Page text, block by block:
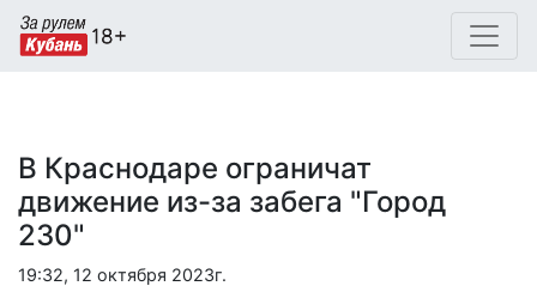
В Краснодаре ограничат
движение из-за забега "Город
230"
19:32, 12 октября 2023г.